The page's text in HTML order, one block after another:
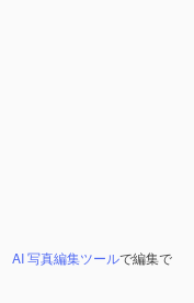
AI 写真編集ツールで編集で